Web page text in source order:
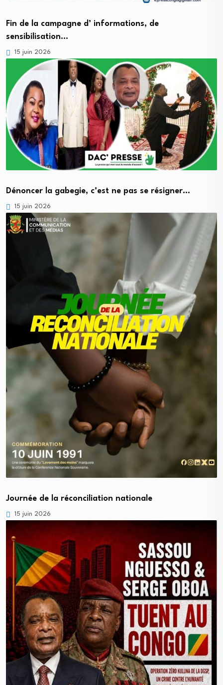
Fin de la campagne d’ informations, de
sensibilisation…
15 juin 2026
Dénoncer la gabegie, c’est ne pas se résigner…
15 juin 2026
Journée de la réconciliation nationale
15 juin 2026